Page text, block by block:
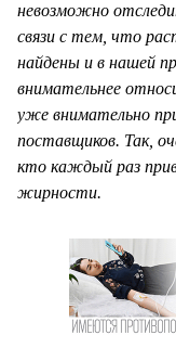
невозможно
связи с тем, что
найдены и в нашей
внимательнее
уже внимательно
поставщиков. Так,
кто каждый раз
жирности.